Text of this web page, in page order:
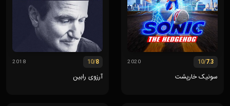
7.3
/10
2020
سونیک خارپشت
8
/10
2018
آرزوی رابین